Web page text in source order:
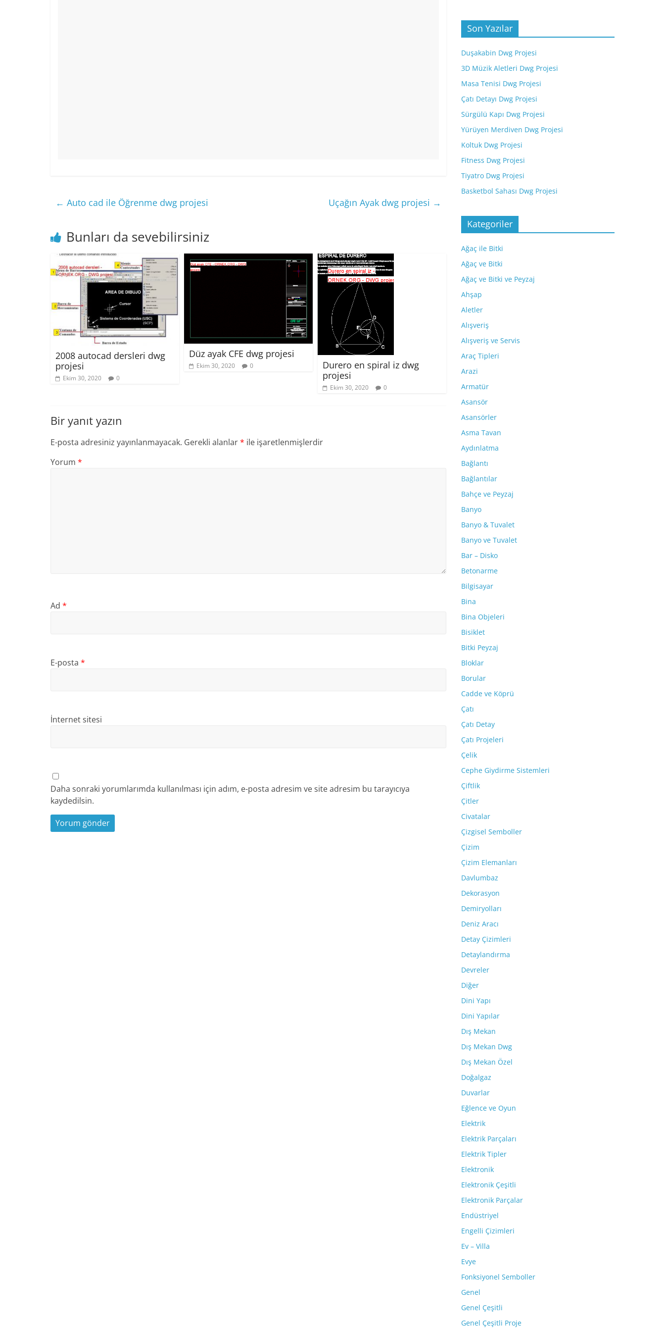
← Auto cad ile Öğrenme dwg projesi Uçağın Ayak dwg projesi →
Bunları da sevebilirsiniz
2008 autocad dersleri dwg
projesi
Ekim 30, 2020 0
Düz ayak CFE dwg projesi
Ekim 30, 2020 0
Durero en spiral iz dwg
projesi
Ekim 30, 2020 0
Bir yanıt yazın
E-posta adresiniz yayınlanmayacak. Gerekli alanlar* ile işaretlenmişlerdir
Yorum *
Ad *
E-posta *
İnternet sitesi
Daha sonraki yorumlarımda kullanılması için adım, e-posta adresim ve site adresim bu tarayıcıya
kaydedilsin.
Son Yazılar
Duşakabin Dwg Projesi
3D Müzik Aletleri Dwg Projesi
Masa Tenisi Dwg Projesi
Çatı Detayı Dwg Projesi
Sürgülü Kapı Dwg Projesi
Yürüyen Merdiven Dwg Projesi
Koltuk Dwg Projesi
Fitness Dwg Projesi
Tiyatro Dwg Projesi
Basketbol Sahası Dwg Projesi
Kategoriler
Ağaç ile Bitki
Ağaç ve Bitki
Ağaç ve Bitki ve Peyzaj
Ahşap
Aletler
Alışveriş
Alışveriş ve Servis
Araç Tipleri
Arazi
Armatür
Asansör
Asansörler
Asma Tavan
Aydınlatma
Bağlantı
Bağlantılar
Bahçe ve Peyzaj
Banyo
Banyo & Tuvalet
Banyo ve Tuvalet
Bar – Disko
Betonarme
Bilgisayar
Bina
Bina Objeleri
Bisiklet
Bitki Peyzaj
Bloklar
Borular
Cadde ve Köprü
Çatı
Çatı Detay
Çatı Projeleri
Çelik
Cephe Giydirme Sistemleri
Çiftlik
Çitler
Civatalar
Çizgisel Semboller
Çizim
Çizim Elemanları
Davlumbaz
Dekorasyon
Demiryolları
Deniz Aracı
Detay Çizimleri
Detaylandırma
Devreler
Diğer
Dini Yapı
Dini Yapılar
Dış Mekan
Dış Mekan Dwg
Dış Mekan Özel
Doğalgaz
Duvarlar
Eğlence ve Oyun
Elektrik
Elektrik Parçaları
Elektrik Tipler
Elektronik
Elektronik Çeşitli
Elektronik Parçalar
Endüstriyel
Engelli Çizimleri
Ev – Villa
Evye
Fonksiyonel Semboller
Genel
Genel Çeşitli
Genel Çeşitli Proje